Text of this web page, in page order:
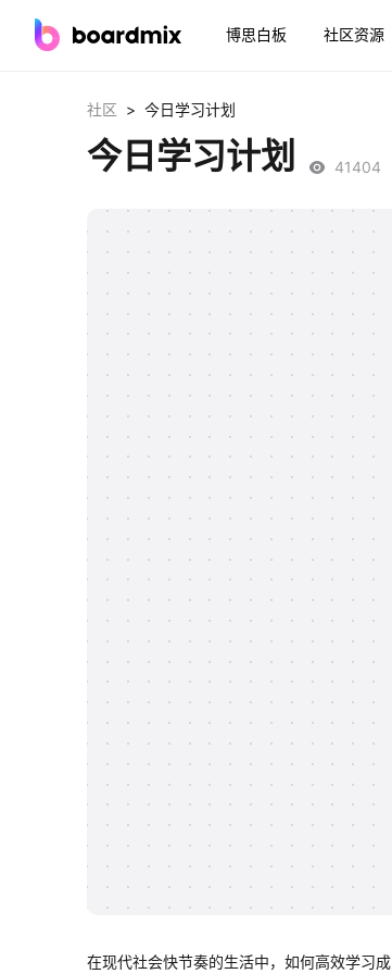
博思白板 社区资源
社区 > 今日学习计划
今日学习计划 41404
在现代社会快节奏的生活中，如何高效学习